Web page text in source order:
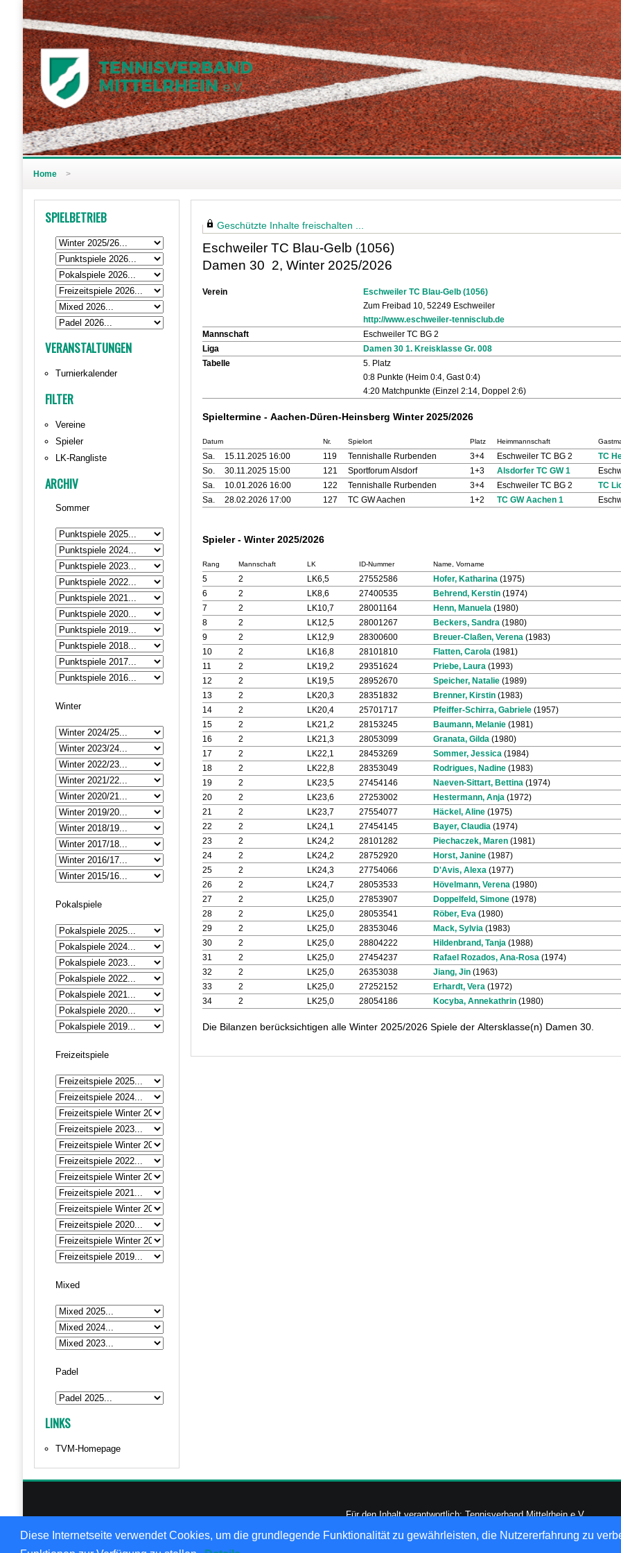
Diese Internetseite verwendet Cookies, um die grundlegende Funktionalität zu gewährleisten, die Nutzererfahrung zu
Home >
SPIELBETRIEB
VERANSTALTUNGEN
Turnierkalender
FILTER
Vereine
Spieler
LK-Rangliste
ARCHIV
Sommer
Winter
Pokalspiele
Freizeitspiele
Mixed
Padel
LINKS
TVM-Homepage
Geschützte Inhalte freischalten ...
Eschweiler TC Blau-Gelb (1056)
Damen 30 2, Winter 2025/2026
Verein
Eschweiler TC Blau-Gelb (1056)
Zum Freibad 10, 52249 Eschweiler
http://www.eschweiler-tennisclub.de
Mannschaft
Eschweiler TC BG 2
Liga
Damen 30 1. Kreisklasse Gr. 008
Tabelle
5. Platz
0:8 Punkte (Heim 0:4, Gast 0:4)
4:20 Matchpunkte (Einzel 2:14, Doppel 2:6)
Spieltermine - Aachen-Düren-Heinsberg Winter 2025/2026
Datum Nr. Spielort Platz Heimmannschaft
Sa. 15.11.2025 16:00 119 Tennishalle Rurbenden 3+4 Eschweiler TC BG 2 TC
So.
30.11.2025 15:00 121 Sportforum Alsdorf 1+3 Alsdorfer TC GW 1
Sa.
10.01.2026 16:00 122 Tennishalle Rurbenden 3+4 Eschweiler TC BG 2 TC
Sa.
28.02.2026 17:00 127 TC GW Aachen 1+2 TC GW Aachen 1
Spieler - Winter 2025/2026
Rang Mannschaft LK ID-Nummer Name, Vorname
5 2 LK6,5 27552586 Hofer, Katharina (1975)
6
2 LK8,6 27400535 Behrend, Kerstin (1974)
7
2 LK10,7 28001164 Henn, Manuela (1980)
8
2 LK12,5 28001267 Beckers, Sandra (1980)
9
2 LK12,9 28300600 Breuer-Claßen, Verena (1983)
10
2 LK16,8 28101810 Flatten, Carola (1981)
11
2 LK19,2 29351624 Priebe, Laura (1993)
12
2 LK19,5 28952670 Speicher, Natalie (1989)
13
2 LK20,3 28351832 Brenner, Kirstin (1983)
14
2 LK20,4 25701717 Pfeiffer-Schirra, Gabriele (1957)
15
2 LK21,2 28153245 Baumann, Melanie (1981)
16
2 LK21,3 28053099 Granata, Gilda (1980)
17
2 LK22,1 28453269 Sommer, Jessica (1984)
18
2 LK22,8 28353049 Rodrigues, Nadine (1983)
19
2 LK23,5 27454146 Naeven-Sittart, Bettina (1974)
20
2 LK23,6 27253002 Hestermann, Anja (1972)
21
2 LK23,7 27554077 Häckel, Aline (1975)
22
2 LK24,1 27454145 Bayer, Claudia (1974)
23
2 LK24,2 28101282 Piechaczek, Maren (1981)
24
2 LK24,2 28752920 Horst, Janine (1987)
25
2 LK24,3 27754066 D'Avis, Alexa (1977)
26
2 LK24,7 28053533 Hövelmann, Verena (1980)
27
2 LK25,0 27853907 Doppelfeld, Simone (1978)
28
2 LK25,0 28053541 Röber, Eva (1980)
29
2 LK25,0 28353046 Mack, Sylvia (1983)
30
2 LK25,0 28804222 Hildenbrand, Tanja (1988)
31
2 LK25,0 27454237 Rafael Rozados, Ana-Rosa (1974)
32
2 LK25,0 26353038 Jiang, Jin (1963)
33
2 LK25,0 27252152 Erhardt, Vera (1972)
34
2 LK25,0 28054186 Kocyba, Annekathrin (1980)
Die Bilanzen berücksichtigen alle Winter 2025/2026 Spiele der Altersklasse(n) Damen 30.
Für den Inhalt verantwortlich: Tennisverband Mittelrhein e.V.
© 1999-2026
nu Datenautomaten GmbH - Automatisierte internetgestützte
Datenschutz